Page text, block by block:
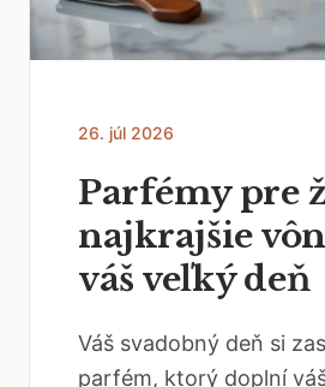
26. júl 2026
Parfémy pre
najkrajšie
váš veľký deň
Váš svadobný deň si
parfém, ktorý doplní